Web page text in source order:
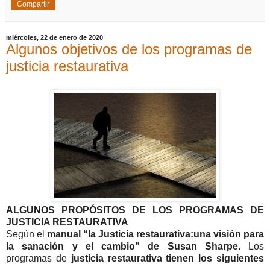
Compartir
miércoles, 22 de enero de 2020
Algunos objetivos de los programas de
justicia restaurativa
ALGUNOS PROPÓSITOS DE LOS PROGRAMAS DE
JUSTICIA RESTAURATIVA
Según el manual “la Justicia restaurativa:una visión para
la sanación y el cambio” de Susan Sharpe.Los
programas de justicia restaurativa tienen los siguientes